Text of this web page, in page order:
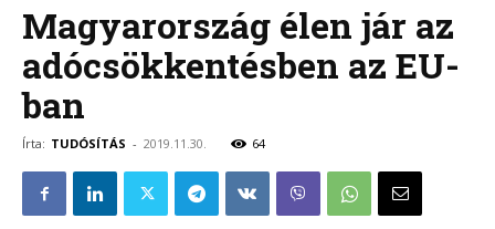
Magyarország élen jár az
adócsökkentésben az EU-
ban
Írta: TUDÓSÍTÁS - 2019.11.30. 64